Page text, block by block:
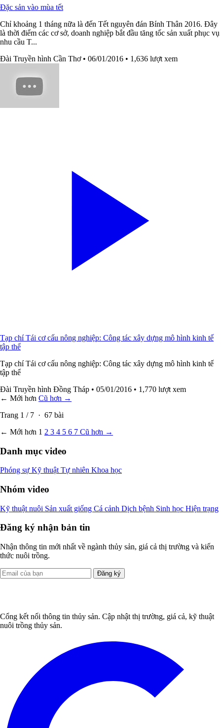
Đặc sản vào mùa tết
Chỉ khoảng 1 tháng nữa là đến Tết nguyên đán Bính Thân 2016. Đây
là thời điểm các cơ sở, doanh nghiệp bắt đầu tăng tốc sản xuất phục vụ
nhu cầu T...
Đài Truyền hình Cần Thơ • 06/01/2016 • 1,636 lượt xem
Tạp chí Tái cơ cấu nông nghiệp: Công tác xây dựng mô hình kinh tế
tập thể
Tạp chí Tái cơ cấu nông nghiệp: Công tác xây dựng mô hình kinh tế
tập thể
Đài Truyền hình Đồng Tháp • 05/01/2016 • 1,770 lượt xem
← Mới hơn Cũ hơn →
Trang 1 / 7 · 67 bài
← Mới hơn 1 2 3 4 5 6 7 Cũ hơn →
Danh mục video
Phóng sự Kỹ thuật Tự nhiên Khoa học
Nhóm video
Kỹ thuật nuôi Sản xuất giống Cá cảnh Dịch bệnh Sinh học Hiện trạng
Đăng ký nhận bản tin
Nhận thông tin mới nhất về ngành thủy sản, giá cả thị trường và kiến
thức nuôi trồng.
Đăng ký
Cổng kết nối thông tin thủy sản. Cập nhật thị trường, giá cả, kỹ thuật
nuôi trồng thủy sản.